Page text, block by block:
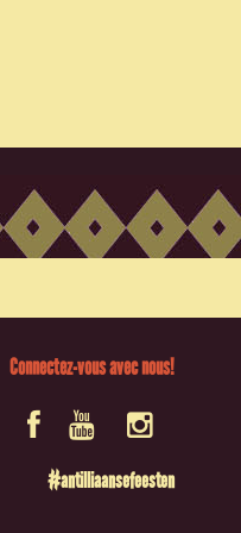
Connectez-vous avec nous!
#antilliaansefeesten